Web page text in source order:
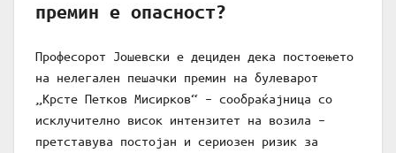
премин е опасност?
Професорот Јошевски е дециден дека постоењето
на нелегален пешачки премин на булеварот
„Крсте Петков Мисирков“ – сообраќајница со
исклучително висок интензитет на возила –
претставува постојан и сериозен ризик за